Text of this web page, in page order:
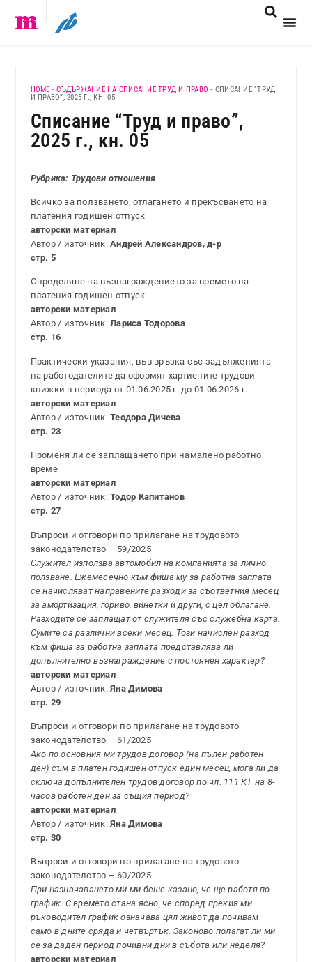
HOME -СЪДЪРЖАНИЕ НА СПИСАНИЕ ТРУД И ПРАВО - СПИСАНИЕ “ТРУД
И ПРАВО”, 2025 Г., КН. 05
Списание “Труд и право”,
2025 г., кн. 05
Рубрика: Трудови отношения
Всичко за ползването, отлагането и прекъсването на
платения годишен отпуск
авторски материал
Автор / източник:Андрей Александров, д-р
стр. 5
Определяне на възнаграждението за времето на
платения годишен отпуск
авторски материал
Автор / източник:Лариса Тодорова
стр. 16
Практически указания, във връзка със задълженията
на работодателите да оформят хартиените трудови
книжки в периода от 01.06.2025 г. до 01.06.2026 г.
авторски материал
Автор / източник:Теодора Дичева
стр. 23
Променя ли се заплащането при намалено работно
време
авторски материал
Автор / източник:Тодор Капитанов
стр. 27
Въпроси и отговори по прилагане на трудовото
законодателство – 59/2025
Служител използва автомобил на компанията за лично
ползване. Ежемесечно към фиша му за работна заплата
се начисляват направените разходи за съответния месец
за амортизация, гориво, винетки и други, с цел облагане.
Разходите се заплащат от служителя със служебна карта.
Сумите са различни всеки месец. Този начислен разход
към фиша за работна заплата представлява ли
допълнително възнаграждение с постоянен характер?
авторски материал
Автор / източник:Яна Димова
стр. 29
Въпроси и отговори по прилагане на трудовото
законодателство – 61/2025
Ако по основния ми трудов договор (на пълен работен
ден) съм в платен годишен отпуск един месец, мога ли да
сключа допълнителен трудов договор по чл. 111 КТ на 8-
часов работен ден за същия период?
авторски материал
Автор / източник:Яна Димова
стр. 30
Въпроси и отговори по прилагане на трудовото
законодателство – 60/2025
При назначаването ми ми беше казано, че ще работя по
график. С времето стана ясно, че според прекия ми
ръководител график означава цял живот да почивам
само в дните сряда и четвъртък. Законово полагат ли ми
се за даден период почивни дни в събота или неделя?
авторски материал